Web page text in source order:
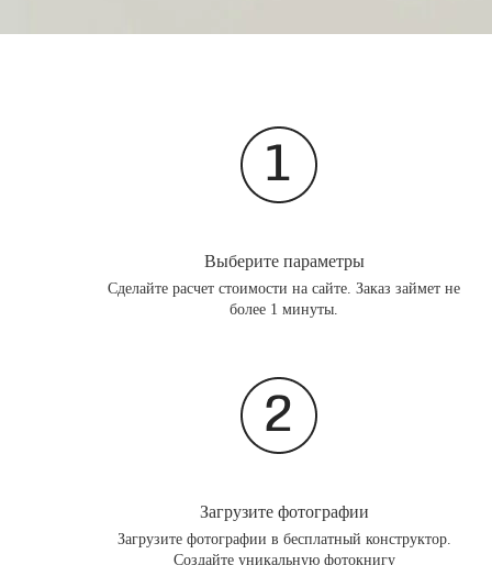
Выберите параметры
Сделайте расчет стоимости на сайте. Заказ займет не
более 1 минуты.
Загрузите фотографии
Загрузите фотографии в бесплатный конструктор.
Создайте уникальную фотокнигу